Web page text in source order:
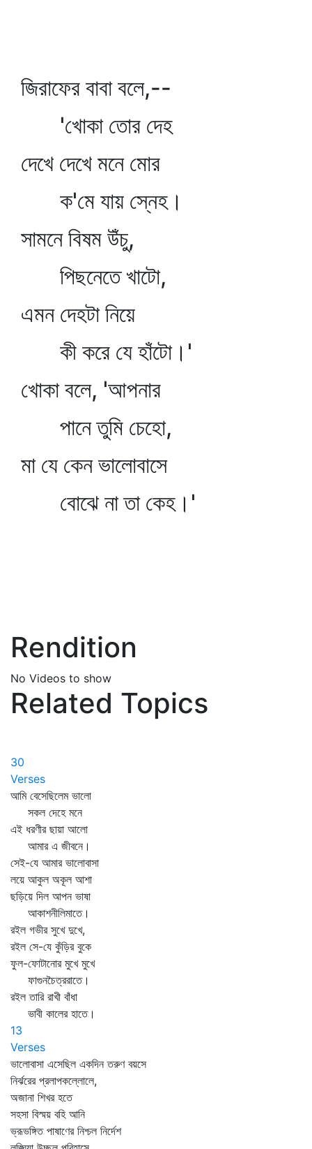
জিরাফের বাবা বলে,--
'খোকা তোর দেহ
দেখে দেখে মনে মোর
ক'মে যায় স্নেহ।
সামনে বিষম উঁচু,
পিছনেতে খাটো,
এমন দেহটা নিয়ে
কী করে যে হাঁটো।'
খোকা বলে, 'আপনার
পানে তুমি চেহো,
মা যে কেন ভালোবাসে
বোঝে না তা কেহ।'
Rendition
No Videos to show
Related Topics
30
Verses
আমি বেসেছিলেম ভালো
সকল দেহে মনে
এই ধরণীর ছায়া আলো
আমার এ জীবনে।
সেই-যে আমার ভালোবাসা
লয়ে আকুল অকূল আশা
ছড়িয়ে দিল আপন ভাষা
আকাশনীলিমাতে।
রইল গভীর সুখে দুখে,
রইল সে-যে কুঁড়ির বুকে
ফুল-ফোটানোর মুখে মুখে
ফাগুনচৈত্ররাতে।
রইল তারি রাখী বাঁধা
ভাবী কালের হাতে।
13
Verses
ভালোবাসা এসেছিল একদিন তরুণ বয়সে
নির্ঝরের প্রলাপকল্লোলে,
অজানা শিখর হতে
সহসা বিস্ময় বহি আনি
ভ্রূভঙ্গিত পাষাণের নিশ্চল নির্দেশ